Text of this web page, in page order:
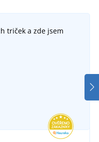
triček a zde jsem